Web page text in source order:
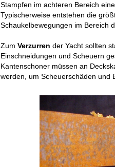
Stampfen im achteren Bereich
Typischerweise entstehen die
Schaukelbewegungen im Bereich
Zum Verzurren der Yacht sollten
Einschneidungen und Scheuern
Kantenschoner müssen an
werden, um Scheuerschäden und